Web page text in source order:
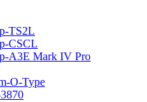
TS2L
CSCL
A3E Mark IV Pro
O-Type